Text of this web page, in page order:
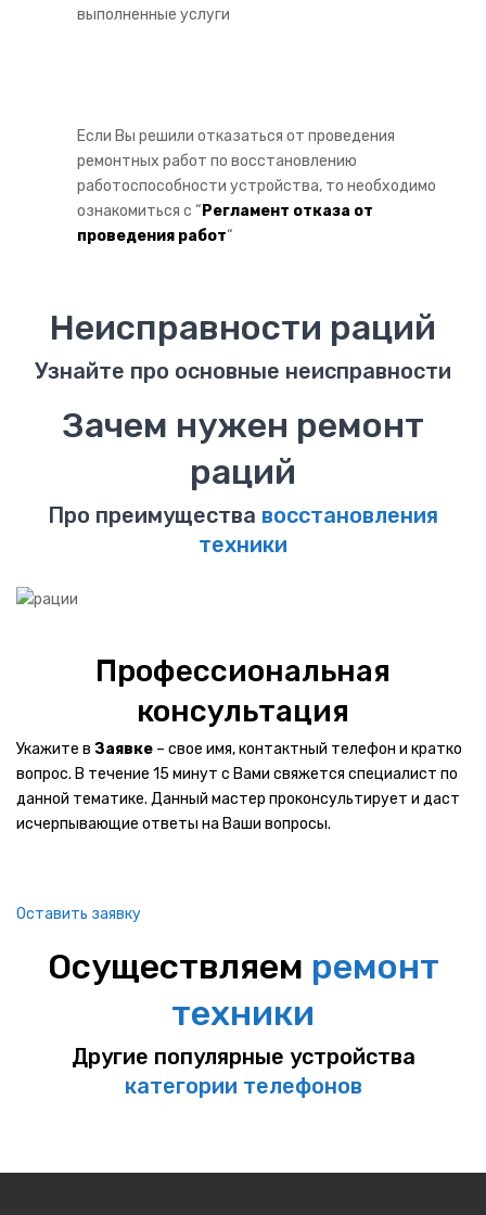
Компьютеры
Комп мыши
Маршрутизаторы
Мониторы
Оборудование Wi-Fi
Сканеры
Звуковые карты
Материнские платы
Цифровая техника
ВИДЕОТЕХНИКА
Тюнеры
Тюнеры телевизора
Плазменные телевизоры
выполненные услуги
Если Вы решили отказаться от проведения
ремонтных работ по восстановлению
работоспособности устройства, то необходимо
ознакомиться с “ Регламент отказа от
проведения работ“
Неисправности раций
Узнайте про основные неисправности
Зачем нужен ремонт
раций
Про преимущества восстановления
техники
Профессиональная
консультация
Укажите в Заявке – свое имя, контактный телефон и кратко
вопрос. В течение 15 минут с Вами свяжется специалист по
данной тематике. Данный мастер проконсультирует и даст
исчерпывающие ответы на Ваши вопросы.
Оставить заявку
Осуществляем ремонт
техники
Другие популярные устройства
категории телефонов